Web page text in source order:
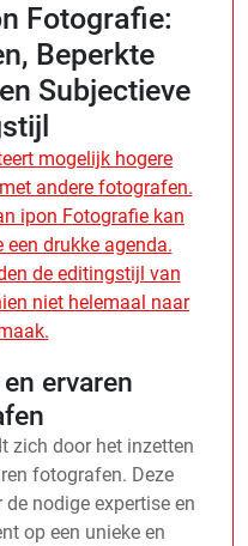
Fotografie:
Beperkte
Subjectieve
mogelijk hogere
andere fotografen.
ipon Fotografie kan
een drukke agenda.
de editingstijl van
niet helemaal naar
ervaren
zich door het inzetten
fotografen. Deze
nodige expertise en
op een unieke en